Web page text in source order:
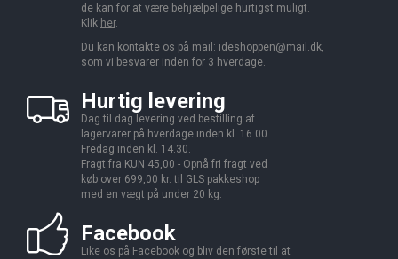
de kan for at være behjælpelige hurtigst muligt.
Klik her.
Du kan kontakte os på mail: ideshoppen@mail.dk,
som vi besvarer inden for 3 hverdage.
Hurtig levering
Dag til dag levering ved bestilling af
lagervarer på hverdage inden kl. 16.00.
Fredag inden kl. 14.30.
Fragt fra KUN 45,00 - Opnå fri fragt ved
køb over 699,00 kr. til GLS pakkeshop
med en vægt på under 20 kg.
Facebook
Like os på Facebook og bliv den første til at